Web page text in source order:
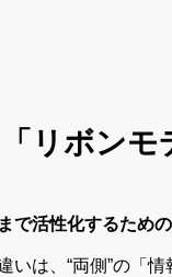
リボンモ
で活性化するため
は、“両側”の「